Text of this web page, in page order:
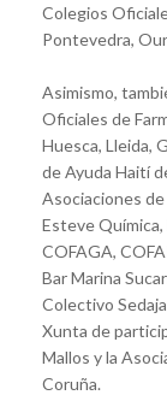
Colegios
Pontevedra,
Asimismo,
Oficiales de
Huesca, Lleida,
de Ayuda Haití
Asociaciones
Esteve Química,
COFAGA,
Bar Marina
Colectivo
Xunta de
Mallos y la
Coruña.